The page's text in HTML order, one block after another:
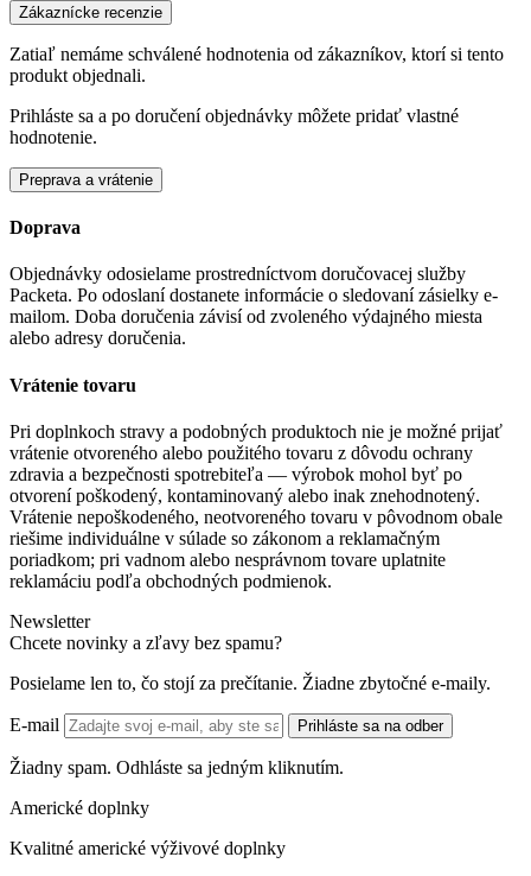
Zákaznícke recenzie
Zatiaľ nemáme schválené hodnotenia od zákazníkov, ktorí si tento
produkt objednali.
Prihláste sa a po doručení objednávky môžete pridať vlastné
hodnotenie.
Preprava a vrátenie
Doprava
Objednávky odosielame prostredníctvom doručovacej služby
Packeta. Po odoslaní dostanete informácie o sledovaní zásielky e-
mailom. Doba doručenia závisí od zvoleného výdajného miesta
alebo adresy doručenia.
Vrátenie tovaru
Pri doplnkoch stravy a podobných produktoch nie je možné prijať
vrátenie otvoreného alebo použitého tovaru z dôvodu ochrany
zdravia a bezpečnosti spotrebiteľa — výrobok mohol byť po
otvorení poškodený, kontaminovaný alebo inak znehodnotený.
Vrátenie nepoškodeného, neotvoreného tovaru v pôvodnom obale
riešime individuálne v súlade so zákonom a reklamačným
poriadkom; pri vadnom alebo nesprávnom tovare uplatnite
reklamáciu podľa obchodných podmienok.
Newsletter
Chcete novinky a zľavy bez spamu?
Posielame len to, čo stojí za prečítanie. Žiadne zbytočné e-maily.
E-mail Prihláste sa na odber
Žiadny spam. Odhláste sa jedným kliknutím.
Americké doplnky
Kvalitné americké výživové doplnky